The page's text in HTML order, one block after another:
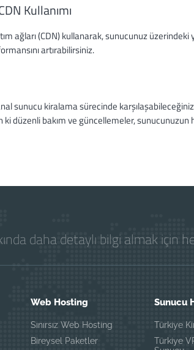
Kullanımı
ağları (CDN) kullanarak, sunucunuz
artırabilirsiniz.
sunucu kiralama sürecinde
ki düzenli bakım ve güncellemeler,
daha detaylı bilgi almak için
Web Hosting
Sınırsız Web Hosting
Bireysel Paketler
Sunucu
Türkiye
Türkiye